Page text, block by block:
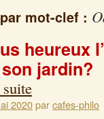
mot-clef :
heureux
jardin?
2020parcafes-philo